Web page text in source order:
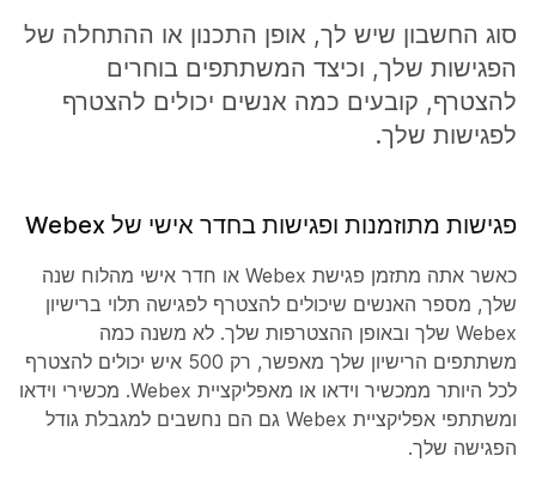
סוג החשבון שיש לך, אופן התכנון או ההתחלה של
הפגישות שלך, וכיצד המשתתפים בוחרים
להצטרף, קובעים כמה אנשים יכולים להצטרף
לפגישות שלך.
פגישות מתוזמנות ופגישות בחדר אישי של Webex
כאשר אתה מתזמן פגישת Webex או חדר אישי מהלוח שנה
שלך, מספר האנשים שיכולים להצטרף לפגישה תלוי ברישיון
Webex שלך ובאופן ההצטרפות שלך. לא משנה כמה
משתתפים הרישיון שלך מאפשר, רק 500 איש
יכולים להצטרף
לכל היותר ממכשיר וידאו או מאפליקציית Webex. מכשירי וידאו
ומשתתפי אפליקציית Webex גם הם נחשבים למגבלת גודל
הפגישה שלך.